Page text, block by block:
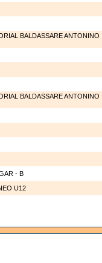
BALDASSARE ANTONINO
BALDASSARE ANTONINO
- B
U12